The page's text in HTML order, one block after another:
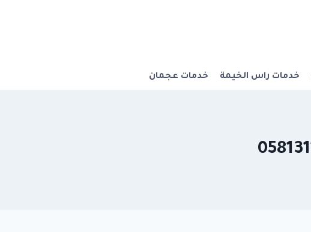
خدمات راس الخيمة خدمات عجمان